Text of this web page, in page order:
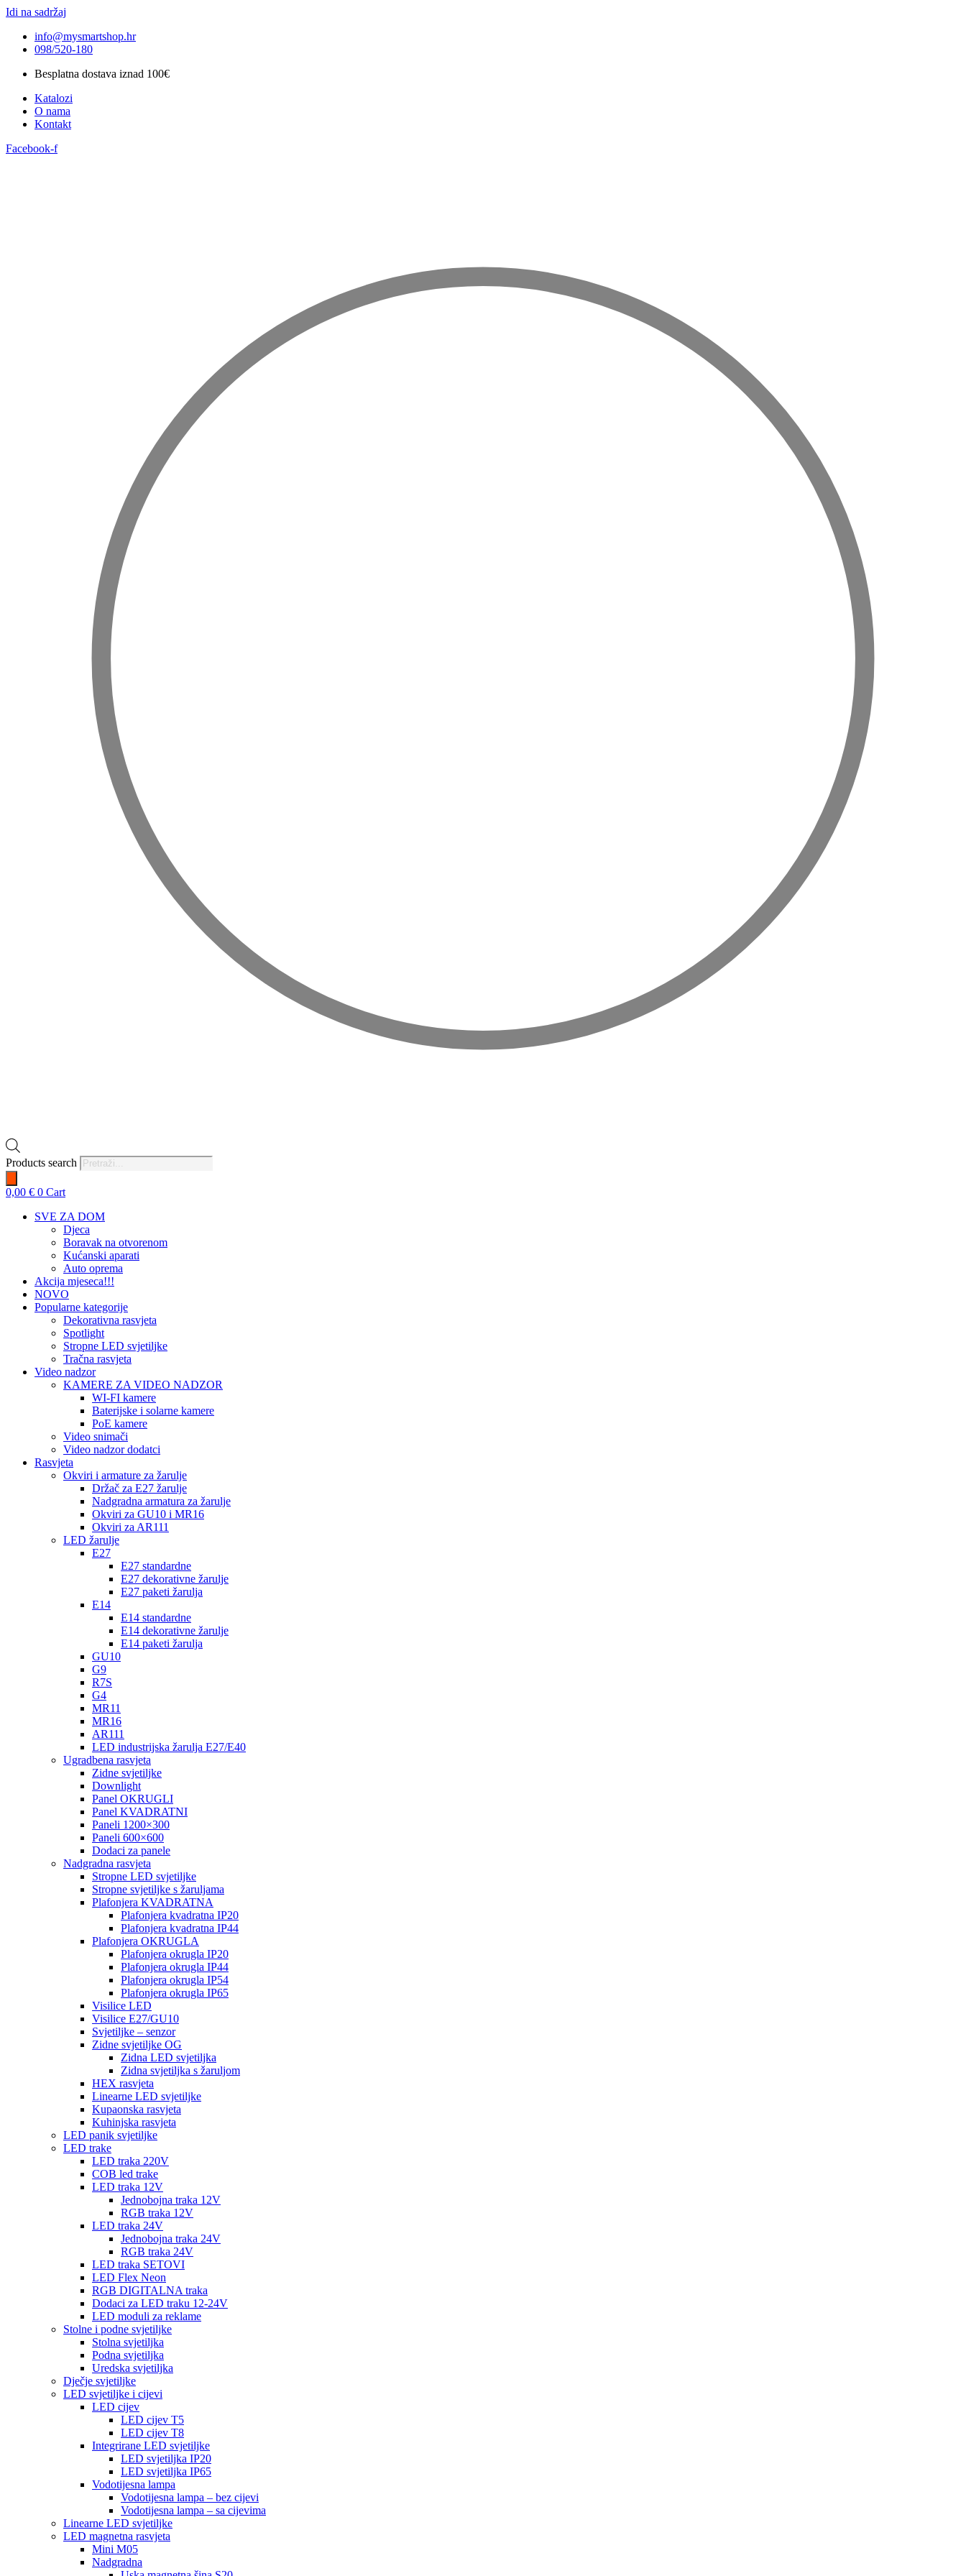
Idi na sadržaj
info@mysmartshop.hr
098/520-180
Besplatna dostava iznad 100€
Katalozi
O nama
Kontakt
Facebook-f
Products search
0,00 € 0 Cart
SVE ZA DOM
Djeca
Boravak na otvorenom
Kućanski aparati
Auto oprema
Akcija mjeseca!!!
NOVO
Popularne kategorije
Dekorativna rasvjeta
Spotlight
Stropne LED svjetiljke
Tračna rasvjeta
Video nadzor
KAMERE ZA VIDEO NADZOR
WI-FI kamere
Baterijske i solarne kamere
PoE kamere
Video snimači
Video nadzor dodatci
Rasvjeta
Okviri i armature za žarulje
Držač za E27 žarulje
Nadgradna armatura za žarulje
Okviri za GU10 i MR16
Okviri za AR111
LED žarulje
E27
E27 standardne
E27 dekorativne žarulje
E27 paketi žarulja
E14
E14 standardne
E14 dekorativne žarulje
E14 paketi žarulja
GU10
G9
R7S
G4
MR11
MR16
AR111
LED industrijska žarulja E27/E40
Ugradbena rasvjeta
Zidne svjetiljke
Downlight
Panel OKRUGLI
Panel KVADRATNI
Paneli 1200×300
Paneli 600×600
Dodaci za panele
Nadgradna rasvjeta
Stropne LED svjetiljke
Stropne svjetiljke s žaruljama
Plafonjera KVADRATNA
Plafonjera kvadratna IP20
Plafonjera kvadratna IP44
Plafonjera OKRUGLA
Plafonjera okrugla IP20
Plafonjera okrugla IP44
Plafonjera okrugla IP54
Plafonjera okrugla IP65
Visilice LED
Visilice E27/GU10
Svjetiljke – senzor
Zidne svjetiljke OG
Zidna LED svjetiljka
Zidna svjetiljka s žaruljom
HEX rasvjeta
Linearne LED svjetiljke
Kupaonska rasvjeta
Kuhinjska rasvjeta
LED panik svjetiljke
LED trake
LED traka 220V
COB led trake
LED traka 12V
Jednobojna traka 12V
RGB traka 12V
LED traka 24V
Jednobojna traka 24V
RGB traka 24V
LED traka SETOVI
LED Flex Neon
RGB DIGITALNA traka
Dodaci za LED traku 12-24V
LED moduli za reklame
Stolne i podne svjetiljke
Stolna svjetiljka
Podna svjetiljka
Uredska svjetiljka
Dječje svjetiljke
LED svjetiljke i cijevi
LED cijev
LED cijev T5
LED cijev T8
Integrirane LED svjetiljke
LED svjetiljka IP20
LED svjetiljka IP65
Vodotijesna lampa
Vodotijesna lampa – bez cijevi
Vodotijesna lampa – sa cijevima
Linearne LED svjetiljke
LED magnetna rasvjeta
Mini M05
Nadgradna